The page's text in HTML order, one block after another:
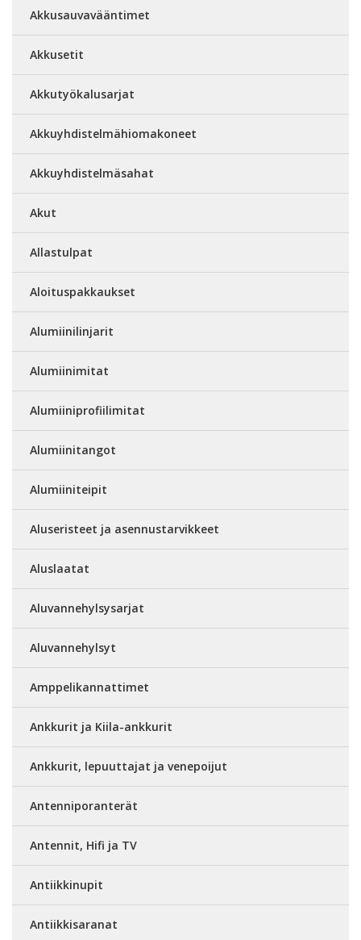
Akkusauvavääntimet
Akkusetit
Akkutyökalusarjat
Akkuyhdistelmähiomakoneet
Akkuyhdistelmäsahat
Akut
Allastulpat
Aloituspakkaukset
Alumiinilinjarit
Alumiinimitat
Alumiiniprofiilimitat
Alumiinitangot
Alumiiniteipit
Aluseristeet ja asennustarvikkeet
Aluslaatat
Aluvannehylsysarjat
Aluvannehylsyt
Amppelikannattimet
Ankkurit ja Kiila-ankkurit
Ankkurit, lepuuttajat ja venepoijut
Antenniporanterät
Antennit, Hifi ja TV
Antiikkinupit
Antiikkisaranat